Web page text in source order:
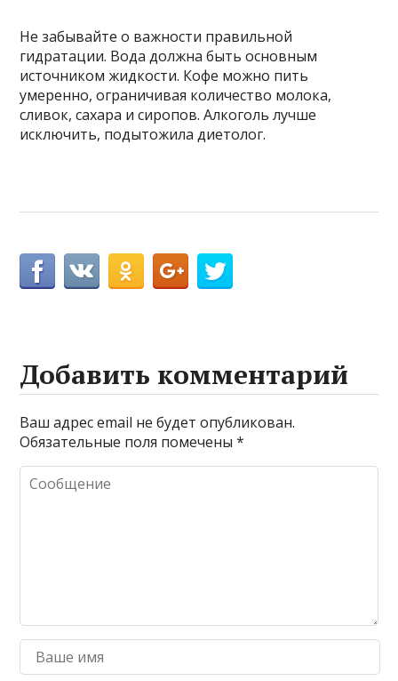
Не забывайте о важности правильной
гидратации. Вода должна быть основным
источником жидкости. Кофе можно пить
умеренно, ограничивая количество молока,
сливок, сахара и сиропов. Алкоголь лучше
исключить, подытожила диетолог.
Добавить комментарий
Ваш адрес email не будет опубликован.
Обязательные поля помечены*